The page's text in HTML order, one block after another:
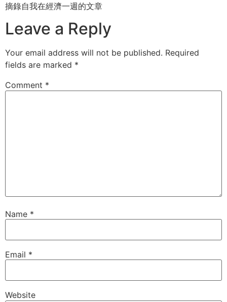
摘錄自我在經濟一週的文章
Leave a Reply
Your email address will not be published. Required
fields are marked *
Comment *
Name *
Email *
Website